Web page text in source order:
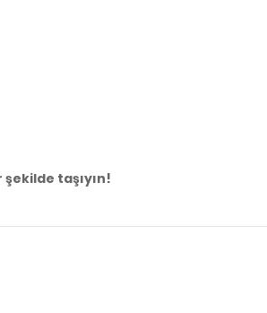
taşıyın!